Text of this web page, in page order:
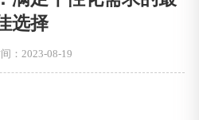
选择
：2023-08-19